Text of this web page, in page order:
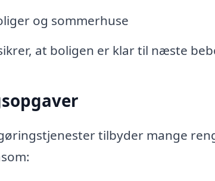
og sommerhuse
at boligen er klar til næste
tilbyder mange